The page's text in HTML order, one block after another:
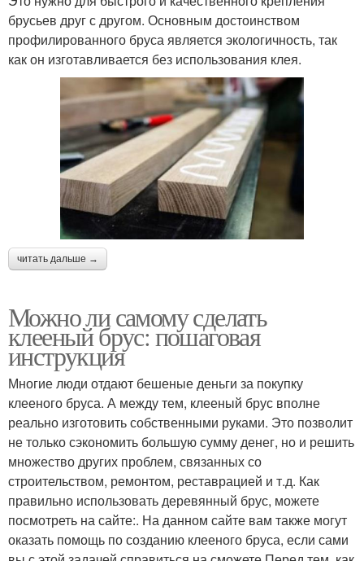
брусьев друг с другом. Основным достоинством
профилированного бруса является экологичность, так
как он изготавливается без использования клея.
читать дальше →
Можно ли самому сделать
клееный брус: пошаговая
инструкция
Многие люди отдают бешеные деньги за покупку
клееного бруса. А между тем, клееный брус вполне
реально изготовить собственными руками. Это позволит
не только сэкономить большую сумму денег, но и решить
множество других проблем, связанных со
строительством, ремонтом, реставрацией и т.д. Как
правильно использовать деревянный брус, можете
посмотреть на сайте:. На данном сайте вам также могут
оказать помощь по созданию клееного бруса, если сами